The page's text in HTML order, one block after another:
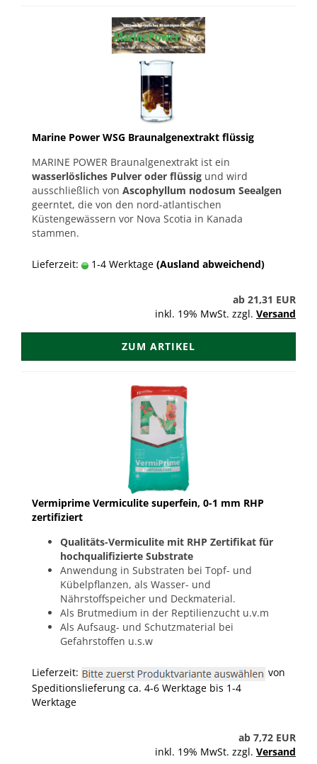
Marine Power WSG Braunalgenextrakt flüssig
MARINE POWER Braunalgenextrakt ist ein
wasserlösliches Pulver oder flüssig und wird
ausschließlich von Ascophyllum nodosum Seealgen
geerntet, die von den nord-atlantischen
Küstengewässern vor Nova Scotia in Kanada
stammen.
Lieferzeit: 1-4 Werktage (Ausland abweichend)
ab 21,31 EUR
inkl. 19% MwSt. zzgl. Versand
ZUM ARTIKEL
Vermiprime Vermiculite superfein, 0-1 mm RHP
zertifiziert
Qualitäts-Vermiculite mit RHP Zertifikat für
hochqualifizierte Substrate
Anwendung in Substraten bei Topf- und
Kübelpflanzen, als Wasser- und
Nährstoffspeicher und Deckmaterial.
Als Brutmedium in der Reptilienzucht u.v.m
Als Aufsaug- und Schutzmaterial bei
Gefahrstoffen u.s.w
Lieferzeit:
von
Speditionslieferung ca. 4-6 Werktage bis 1-4
Werktage
ab 7,72 EUR
inkl. 19% MwSt. zzgl. Versand